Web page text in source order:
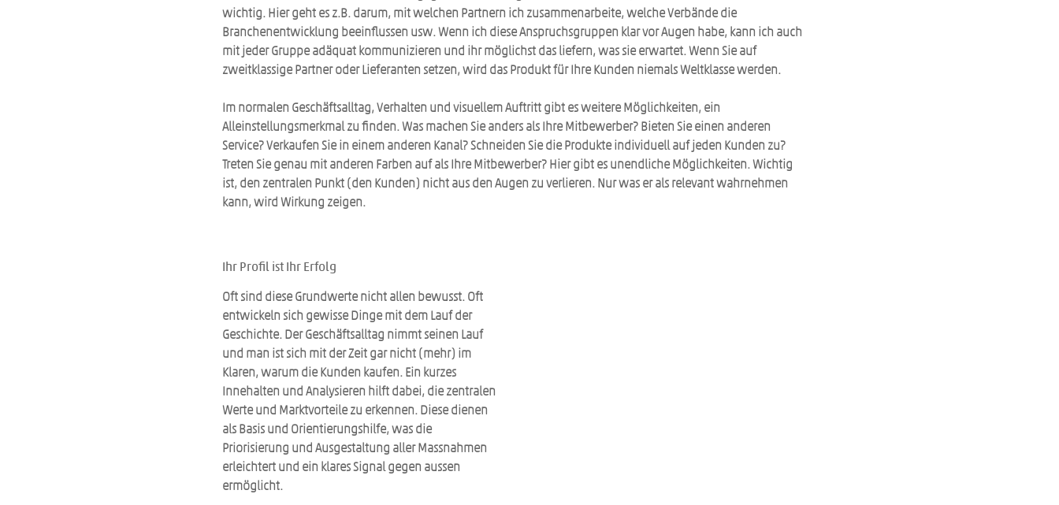
wichtig. Hier geht es z.B. darum, mit welchen Partnern ich zusammenarbeite, welche Verbände die
Branchenentwicklung beeinflussen usw. Wenn ich diese Anspruchsgruppen klar vor Augen habe, kann ich auch
mit jeder Gruppe adäquat kommunizieren und ihr möglichst das liefern, was sie erwartet. Wenn Sie auf
zweitklassige Partner oder Lieferanten setzen, wird das Produkt für Ihre Kunden niemals Weltklasse werden.
Im normalen Geschäftsalltag, Verhalten und visuellem Auftritt gibt es weitere Möglichkeiten, ein
Alleinstellungsmerkmal zu finden. Was machen Sie anders als Ihre Mitbewerber? Bieten Sie einen anderen
Service? Verkaufen Sie in einem anderen Kanal? Schneiden Sie die Produkte individuell auf jeden Kunden zu?
Treten Sie genau mit anderen Farben auf als Ihre Mitbewerber? Hier gibt es unendliche Möglichkeiten. Wichtig
ist, den zentralen Punkt (den Kunden) nicht aus den Augen zu verlieren. Nur was er als relevant wahrnehmen
kann, wird Wirkung zeigen.
Ihr Profil ist Ihr Erfolg
Oft sind diese Grundwerte nicht allen bewusst. Oft
entwickeln sich gewisse Dinge mit dem Lauf der
Geschichte. Der Geschäftsalltag nimmt seinen Lauf
und man ist sich mit der Zeit gar nicht (mehr) im
Klaren, warum die Kunden kaufen. Ein kurzes
Innehalten und Analysieren hilft dabei, die zentralen
Werte und Marktvorteile zu erkennen. Diese dienen
als Basis und Orientierungshilfe, was die
Priorisierung und Ausgestaltung aller Massnahmen
erleichtert und ein klares Signal gegen aussen
ermöglicht.